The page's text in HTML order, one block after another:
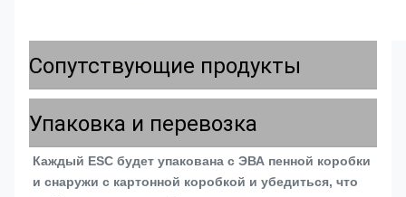
Сопутствующие продукты
Упаковка и перевозка
Каждый ESC будет упакована с ЭВА пенной коробки
и снаружи с картонной коробкой и убедиться, что